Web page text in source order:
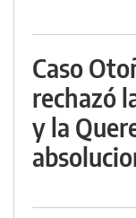
Caso
rechazó
y la